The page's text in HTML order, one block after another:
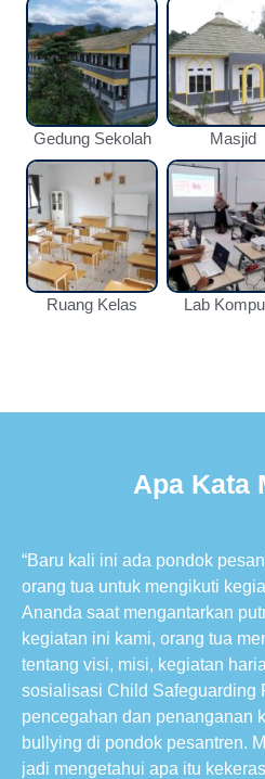
Gedung Sekolah Masjid
Ruang Kelas Lab
Apa Kata
“Baru kali ini ada pondok
orang tua untuk mengikuti
Ananda saat mengantarkan
kegiatan ini kami, orang tua
tentang visi, misi, kegiatan
sosialisasi Child Safeguarding
pencegahan dan penanganan
bullying di pondok pesantren.
jadi mengetahui apa itu